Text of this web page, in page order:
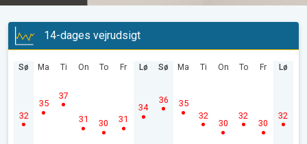
14-dages vejrudsigt
Sø
32
Ma
35
Ti
37
On
31
To
30
Fr
31
Lø
34
Sø
36
Ma
35
Ti
32
On
30
To
32
Fr
30
Lø
32